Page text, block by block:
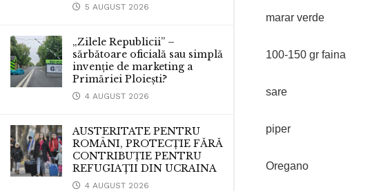
5 AUGUST 2026
„Zilele Republicii” –
sărbătoare oficială sau simplă
invenție de marketing a
Primăriei Ploiești?
4 AUGUST 2026
AUSTERITATE PENTRU
ROMÂNI, PROTECȚIE FĂRĂ
CONTRIBUȚIE PENTRU
REFUGIAȚII DIN UCRAINA
4 AUGUST 2026
marar verde
100-150 gr faina
sare
piper
Oregano